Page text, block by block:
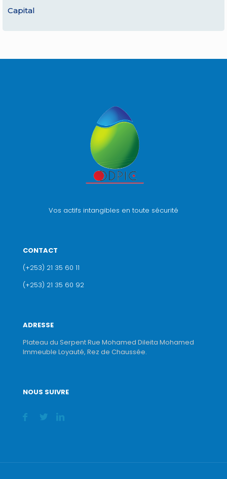
Capital
Vos actifs intangibles en toute sécurité
CONTACT
(+253) 21 35 60 11
(+253) 21 35 60 92
ADRESSE
Plateau du Serpent Rue Mohamed Dileita Mohamed
Immeuble Loyauté, Rez de Chaussée.
NOUS SUIVRE